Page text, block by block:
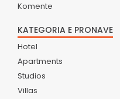
Komente
KATEGORIA E PRONAVE
Hotel
Apartments
Studios
Villas